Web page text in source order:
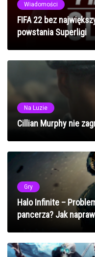
Wiadomości
FIFA 22 bez
powstania Superligi
Na Luzie
Cillian Murphy nie
Gry
Halo Infinite –
pancerza? Jak